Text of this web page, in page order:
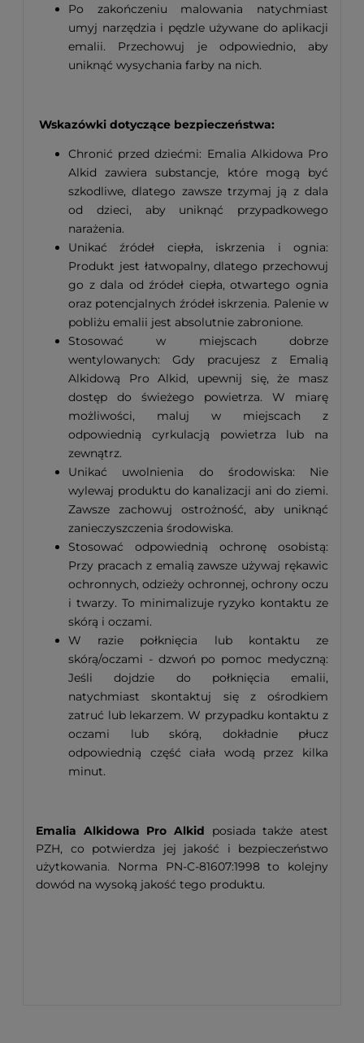
Po zakończeniu malowania natychmiast
umyj narzędzia i pędzle używane do aplikacji
emalii. Przechowuj je odpowiednio, aby
uniknąć wysychania farby na nich.
Wskazówki dotyczące bezpieczeństwa:
Chronić przed dziećmi: Emalia Alkidowa Pro
Alkid zawiera substancje, które mogą być
szkodliwe, dlatego zawsze trzymaj ją z dala
od dzieci, aby uniknąć przypadkowego
narażenia.
Unikać źródeł ciepła, iskrzenia i ognia:
Produkt jest łatwopalny, dlatego przechowuj
go z dala od źródeł ciepła, otwartego ognia
oraz potencjalnych źródeł iskrzenia. Palenie w
pobliżu emalii jest absolutnie zabronione.
Stosować w miejscach dobrze
wentylowanych: Gdy pracujesz z Emalią
Alkidową Pro Alkid, upewnij się, że masz
dostęp do świeżego powietrza. W miarę
możliwości, maluj w miejscach z
odpowiednią cyrkulacją powietrza lub na
zewnątrz.
Unikać uwolnienia do środowiska: Nie
wylewaj produktu do kanalizacji ani do ziemi.
Zawsze zachowuj ostrożność, aby uniknąć
zanieczyszczenia środowiska.
Stosować odpowiednią ochronę osobistą:
Przy pracach z emalią zawsze używaj rękawic
ochronnych, odzieży ochronnej, ochrony oczu
i twarzy. To minimalizuje ryzyko kontaktu ze
skórą i oczami.
W razie połknięcia lub kontaktu ze
skórą/oczami - dzwoń po pomoc medyczną:
Jeśli dojdzie do połknięcia emalii,
natychmiast skontaktuj się z ośrodkiem
zatruć lub lekarzem. W przypadku kontaktu z
oczami lub skórą, dokładnie płucz
odpowiednią część ciała wodą przez kilka
minut.
Emalia Alkidowa Pro Alkid posiada także atest
PZH, co potwierdza jej jakość i bezpieczeństwo
użytkowania. Norma PN-C-81607:1998 to kolejny
dowód na wysoką jakość tego produktu.